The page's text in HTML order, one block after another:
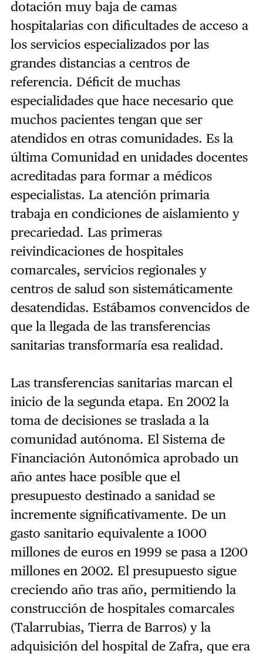
dotación muy baja de camas
hospitalarias con dificultades de acceso a
los servicios especializados por las
grandes distancias a centros de
referencia. Déficit de muchas
especialidades que hace necesario que
muchos pacientes tengan que ser
atendidos en otras comunidades. Es la
última Comunidad en unidades docentes
acreditadas para formar a médicos
especialistas. La atención primaria
trabaja en condiciones de aislamiento y
precariedad. Las primeras
reivindicaciones de hospitales
comarcales, servicios regionales y
centros de salud son sistemáticamente
desatendidas. Estábamos convencidos de
que la llegada de las transferencias
sanitarias transformaría esa realidad.
Las transferencias sanitarias marcan el
inicio de la segunda etapa. En 2002 la
toma de decisiones se traslada a la
comunidad autónoma. El Sistema de
Financiación Autonómica aprobado un
año antes hace posible que el
presupuesto destinado a sanidad se
incremente significativamente. De un
gasto sanitario equivalente a 1000
millones de euros en 1999 se pasa a 1200
millones en 2002. El presupuesto sigue
creciendo año tras año, permitiendo la
construcción de hospitales comarcales
(Talarrubias, Tierra de Barros) y la
adquisición del hospital de Zafra, que era